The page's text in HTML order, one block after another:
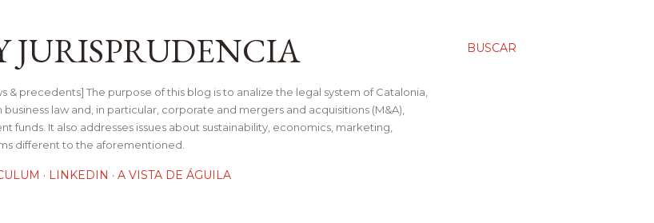
BUSCAR
JURISPRUDENCIA
& precedents] The purpose of this blog is to analize the legal system of Catalonia,
law and, in particular, corporate and mergers and acquisitions (M&A),
funds. It also addresses issues about sustainability, economics, marketing,
different to the aforementioned.
LINKEDIN A VISTA DE ÁGUILA